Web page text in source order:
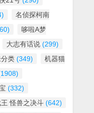
名侦探柯南
哆啦A梦
大志有话说 (299)
类 (349)
机器猫
(332)
怪兽之决斗 (642)